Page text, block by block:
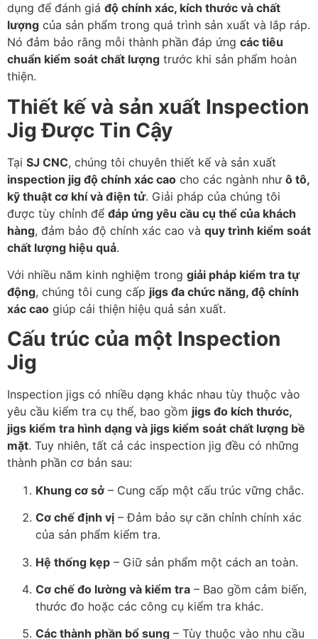
dụng để đánh giá độ chính xác, kích thước và chất
lượng của sản phẩm trong quá trình sản xuất và lắp ráp.
Nó đảm bảo rằng mỗi thành phần đáp ứng các tiêu
chuẩn kiểm soát chất lượng trước khi sản phẩm hoàn
thiện.
Thiết kế và sản xuất Inspection
Jig Được Tin Cậy
Tại SJ CNC, chúng tôi chuyên thiết kế và sản xuất
inspection jig độ chính xác cao cho các ngành như ô tô,
kỹ thuật cơ khí và điện tử. Giải pháp của chúng tôi
được tùy chỉnh để đáp ứng yêu cầu cụ thể của khách
hàng, đảm bảo độ chính xác cao và quy trình kiểm soát
chất lượng hiệu quả.
Với nhiều năm kinh nghiệm trong giải pháp kiểm tra tự
động, chúng tôi cung cấp jigs đa chức năng, độ chính
xác cao giúp cải thiện hiệu quả sản xuất.
Cấu trúc của một Inspection
Jig
Inspection jigs có nhiều dạng khác nhau tùy thuộc vào
yêu cầu kiểm tra cụ thể, bao gồm jigs đo kích thước,
jigs kiểm tra hình dạng và jigs kiểm soát chất lượng bề
mặt. Tuy nhiên, tất cả các inspection jig đều có những
thành phần cơ bản sau:
Khung cơ sở – Cung cấp một cấu trúc vững chắc.
Cơ chế định vị – Đảm bảo sự căn chỉnh chính xác
của sản phẩm kiểm tra.
Hệ thống kẹp – Giữ sản phẩm một cách an toàn.
Cơ chế đo lường và kiểm tra – Bao gồm cảm biến,
thước đo hoặc các công cụ kiểm tra khác.
Các thành phần bổ sung – Tùy thuộc vào nhu cầu